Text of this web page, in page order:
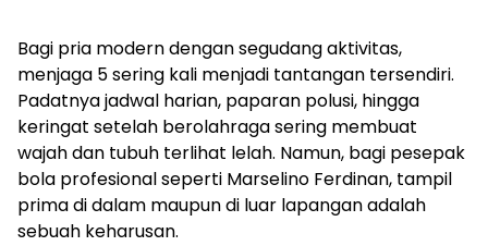
Bagi pria modern dengan segudang aktivitas,
menjaga 5 sering kali menjadi tantangan tersendiri.
Padatnya jadwal harian, paparan polusi, hingga
keringat setelah berolahraga sering membuat
wajah dan tubuh terlihat lelah. Namun, bagi pesepak
bola profesional seperti Marselino Ferdinan, tampil
prima di dalam maupun di luar lapangan adalah
sebuah keharusan.